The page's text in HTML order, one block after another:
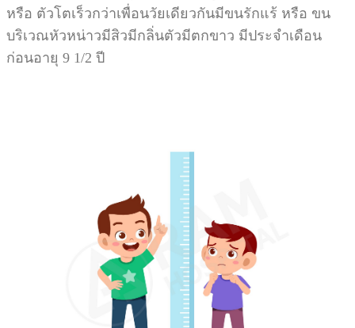
หรือ ตัวโตเร็วกว่าเพื่อนวัยเดียวกันมีขนรักแร้ หรือ ขน
บริเวณหัวหน่าวมีสิวมีกลิ่นตัวมีตกขาว มีประจำเดือน
ก่อนอายุ 9 1/2 ปี